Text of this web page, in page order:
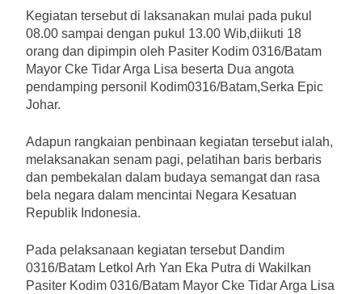
Kegiatan tersebut di laksanakan mulai pada pukul
08.00 sampai dengan pukul 13.00 Wib,diikuti 18
orang dan dipimpin oleh Pasiter Kodim 0316/Batam
Mayor Cke Tidar Arga Lisa beserta Dua angota
pendamping personil Kodim0316/Batam,Serka Epic
Johar.
Adapun rangkaian penbinaan kegiatan tersebut ialah,
melaksanakan senam pagi, pelatihan baris berbaris
dan pembekalan dalam budaya semangat dan rasa
bela negara dalam mencintai Negara Kesatuan
Republik Indonesia.
Pada pelaksanaan kegiatan tersebut Dandim
0316/Batam Letkol Arh Yan Eka Putra di Wakilkan
Pasiter Kodim 0316/Batam Mayor Cke Tidar Arga Lisa